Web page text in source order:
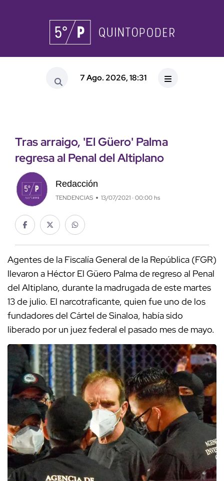
7 Ago. 2026, 18:31
Tras arraigo, 'El Güero' Palma
regresa al Penal del Altiplano
Redacción
TENDENCIAS 13/07/2021 · 00:00 hs
Agentes de la Fiscalía General de la República (FGR)
llevaron a Héctor El Güero Palma de regreso al Penal
del Altiplano, durante la madrugada de este martes
13 de julio. El narcotraficante, quien fue uno de los
fundadores del Cártel de Sinaloa, había sido
liberado por un juez federal el pasado mes de mayo.